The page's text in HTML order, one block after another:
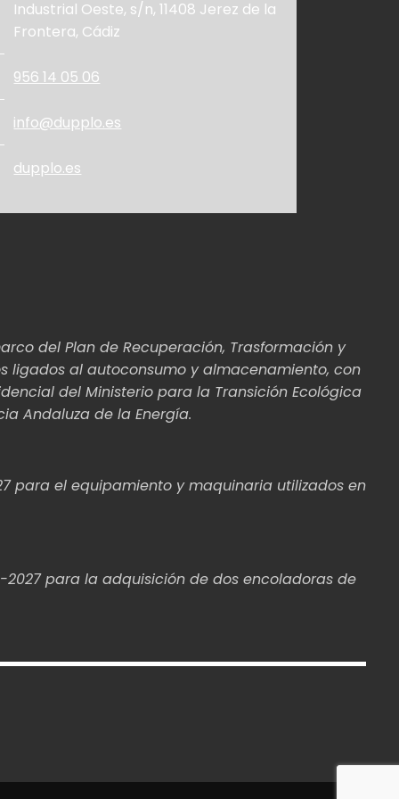
Industrial Oeste, s/n, 11408 Jerez de la
Frontera, Cádiz
956 14 05 06
info@dupplo.es
dupplo.es
del Plan de Recuperación, Trasformación y
al autoconsumo y almacenamiento, con
del Ministerio para la Transición Ecológica
Andaluza de la Energía.
para el equipamiento y maquinaria utilizados en
2027 para la adquisición de dos encoladoras de